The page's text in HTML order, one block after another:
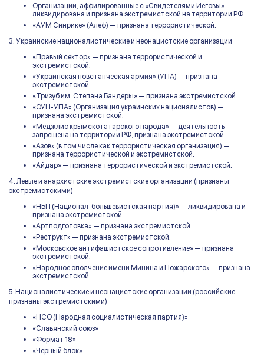
Организации, аффилированные с «Свидетелями Иеговы» —
ликвидирована и признана экстремистской на территории РФ.
«АУМ Синрике» (Алеф) — признана террористической.
3. Украинские националистические и неонацистские организации
«Правый сектор» — признана террористической и
экстремистской.
«Украинская повстанческая армия» (УПА) — признана
экстремистской.
«Тризуб им. Степана Бандеры» — признана экстремистской.
«ОУН-УПА» (Организация украинских националистов) —
признана экстремистской.
«Меджлис крымскотатарского народа» — деятельность
запрещена на территории РФ, признана экстремистской.
«Азов» (в том числе как террористическая организация) —
признана террористической и экстремистской.
«Айдар» — признана террористической и экстремистской.
4. Левые и анархистские экстремистские организации (признаны
экстремистскими)
«НБП (Национал-большевистская партия)» — ликвидирована и
признана экстремистской.
«Артподготовка» — признана экстремистской.
«Реструкт» — признана экстремистской.
«Московское антифашистское сопротивление» — признана
экстремистской.
«Народное ополчение имени Минина и Пожарского» — признана
экстремистской.
5. Националистические и неонацистские организации (российские,
признаны экстремистскими)
«НСО (Народная социалистическая партия)»
«Славянский союз»
«Формат 18»
«Черный блок»